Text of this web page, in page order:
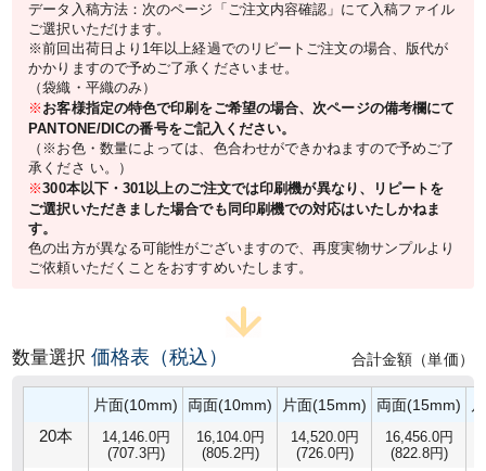
データ入稿方法：次のページ「ご注文内容確認」にて入稿ファイル
ご選択いただけます。
※前回出荷日より1年以上経過でのリピートご注文の場合、版代が
かかりますので予めご了承くださいませ。
（袋織・平織のみ）
※ お客様指定の特色で印刷をご希望の場合、次ページの備考欄にて
PANTONE/DICの番号をご記入ください。
（※お色・数量によっては、色合わせができかねますので予めご了
承くださ い。）
※300本以下・301以上のご注文では印刷機が異なり、リピートを
ご選択いただきました場合でも同印刷機での対応はいたしかねま
す。
色の出方が異なる可能性がございますので、再度実物サンプルより
ご依頼いただくことをおすすめいたします。
数量選択価格表（税込） 合計金額（単価）
片面(10mm) 両面(10mm) 片面(15mm) 両面(15mm)
20本
14,146.0円
(707.3円)
16,104.0円
(805.2円)
14,520.0円
(726.0円)
16,456.0円
(822.8円)